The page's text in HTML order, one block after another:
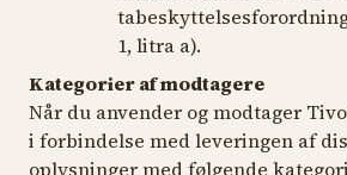
1, litra a).
Kategorier af modtagere
Når du anvender og modtager
i forbindelse med leveringen af
oplysninger med følgende